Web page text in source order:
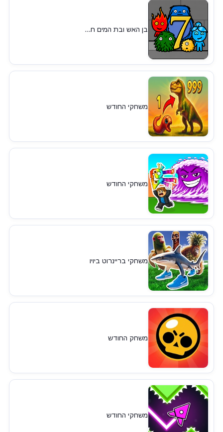
בן האש ובת המים ח...
משחקי החודש
משחקי החודש
משחקי בריינרוט ביויו
משחק החודש
משחקי החודש